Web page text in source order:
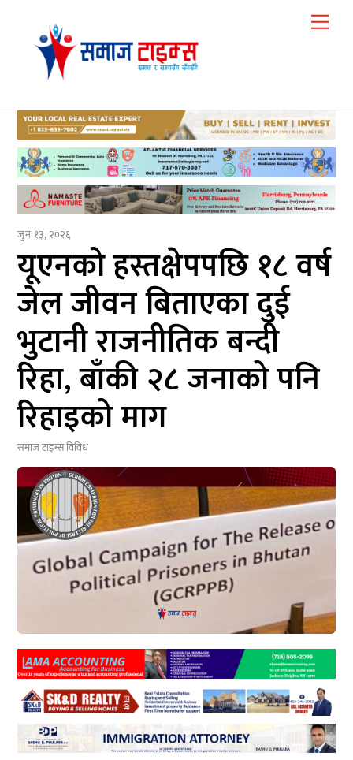
content
जुन १३, २०२६
यूएनको हस्तक्षेपपछि १८ वर्ष
जेल जीवन बिताएका दुई
भुटानी राजनीतिक बन्दी
रिहा, बाँकी २८ जनाको पनि
रिहाइको माग
समाज टाइम्सविविध